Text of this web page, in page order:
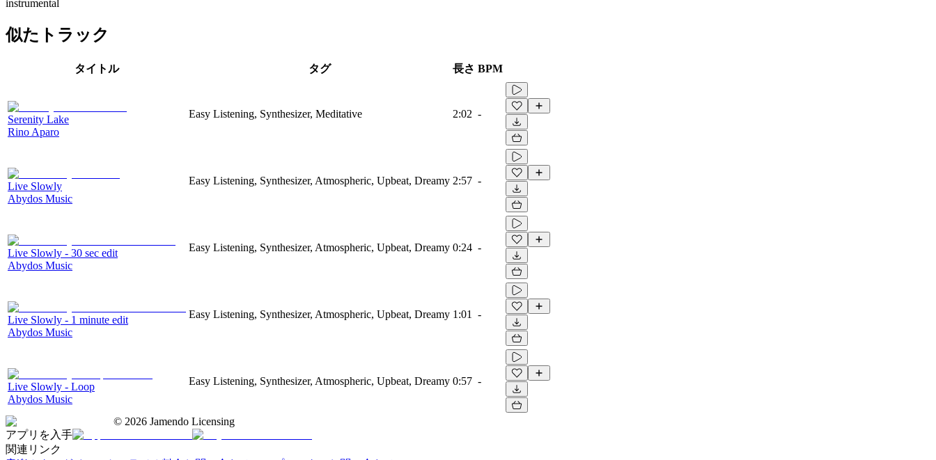
instrumental
似たトラック
タイトル タグ 長さ BPM
Serenity Lake
Rino Aparo
Easy Listening, Synthesizer, Meditative 2:02 -
Live Slowly
Abydos Music
Easy Listening, Synthesizer, Atmospheric, Upbeat, Dreamy 2:57 -
Live Slowly - 30 sec edit
Abydos Music
Easy Listening, Synthesizer, Atmospheric, Upbeat, Dreamy 0:24 -
Live Slowly - 1 minute edit
Abydos Music
Easy Listening, Synthesizer, Atmospheric, Upbeat, Dreamy 1:01 -
Live Slowly - Loop
Abydos Music
Easy Listening, Synthesizer, Atmospheric, Upbeat, Dreamy 0:57 -
© 2026 Jamendo Licensing
アプリを入手
関連リンク